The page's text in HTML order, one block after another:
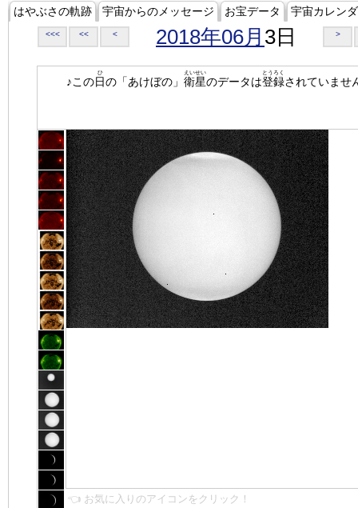
はやぶさの軌跡 宇宙からのメッセージ お宝データ 宇宙カレン
<<< << < 2018年06月 3日 >
♪この日
ひ
の「あけぼの」 衛星
えいせい
のデータは登録
とうろく
されていませ
👈 お気に入りのアイコンをクリック！